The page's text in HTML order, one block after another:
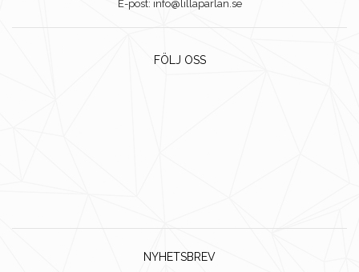
E-post: info@lillaparlan.se
FÖLJ OSS
NYHETSBREV